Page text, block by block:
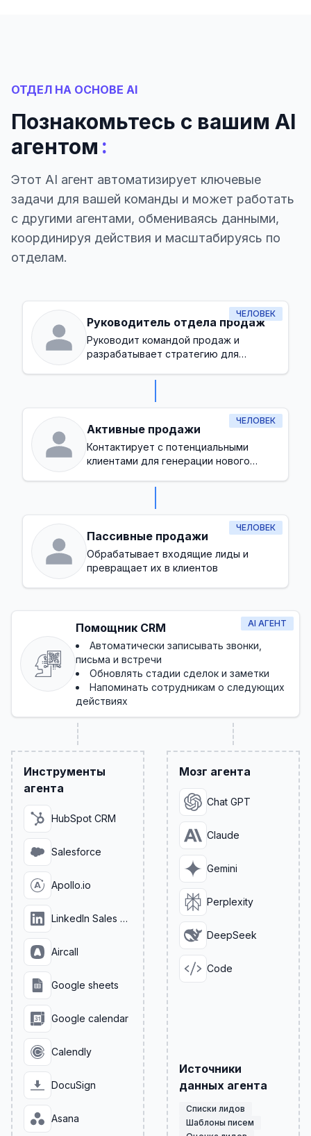
ОТДЕЛ НА ОСНОВЕ AI
Познакомьтесь с вашим AI
агентом :
Этот AI агент автоматизирует ключевые
задачи для вашей команды и может работать
с другими агентами, обмениваясь данными,
координируя действия и масштабируясь по
отделам.
ЧЕЛОВЕК
Руководитель отдела продаж
Руководит командой продаж и
разрабатывает стратегию для
ЧЕЛОВЕК
Активные продажи
Контактирует с потенциальными
клиентами для генерации нового
ЧЕЛОВЕК
Пассивные продажи
Обрабатывает входящие лиды и
превращает их в клиентов
AI АГЕНТ
Помощник CRM
Автоматически записывать звонки,
письма и встречи
Обновлять стадии сделок и заметки
Напоминать сотрудникам о следующих
действиях
Инструменты
агента
HubSpot CRM
Salesforce
Apollo.io
LinkedIn Sales Navigator
Aircall
Google sheets
Google calendar
Calendly
DocuSign
Asana
Мозг агента
Chat GPT
Claude
Gemini
Perplexity
DeepSeek
Code
Источники
данных агента
Списки лидов
Шаблоны писем